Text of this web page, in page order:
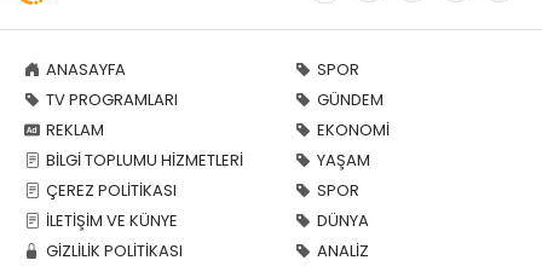
ANASAYFA
TV PROGRAMLARI
REKLAM
BİLGİ TOPLUMU HİZMETLERİ
ÇEREZ POLİTİKASI
İLETİŞİM VE KÜNYE
GİZLİLİK POLİTİKASI
SPOR
GÜNDEM
EKONOMİ
YAŞAM
SPOR
DÜNYA
ANALİZ